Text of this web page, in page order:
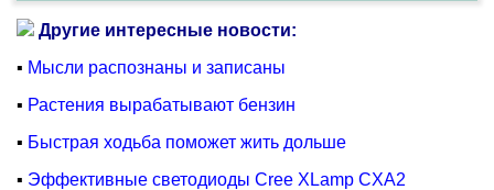
Другие интересные новости:
▪ Мысли распознаны и записаны
▪ Растения вырабатывают бензин
▪ Быстрая ходьба поможет жить дольше
▪ Эффективные светодиоды Cree XLamp CXA2